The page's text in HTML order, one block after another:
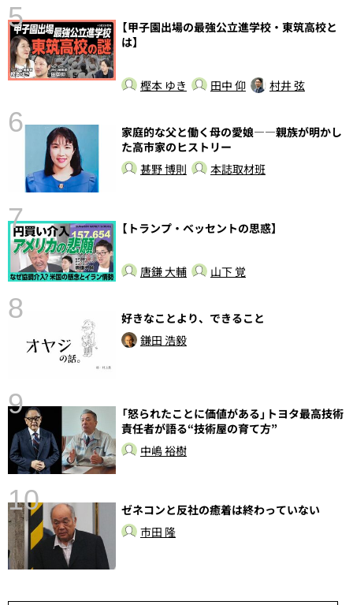
5
【甲子園出場の最強公立進学校・東筑高校と
は】
樫本 ゆき 田中 仰 村井 弦
6
家庭的な父と働く母の愛娘――親族が明かし
た高市家のヒストリー
甚野 博則
本誌取材班
7 【トランプ・ベッセントの思惑】
唐鎌 大輔 山下 覚
8
好きなことより、できること
鎌田 浩毅
9
「怒られたことに価値がある」トヨタ最高技術
責任者が語る“技術屋の育て方”
中嶋 裕樹
10
ゼネコンと反社の癒着は終わっていない
市田 隆